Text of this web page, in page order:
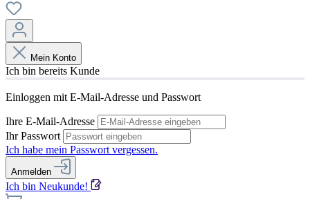
Mein Konto
Ich bin bereits Kunde
Einloggen mit E-Mail-Adresse und Passwort
Ihre E-Mail-Adresse
Ihr Passwort
Ich habe mein Passwort vergessen.
Anmelden
Ich bin Neukunde!